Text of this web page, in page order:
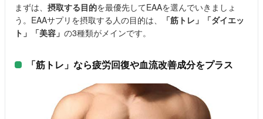
まずは、 摂取する目的を最優先してEAAを選んでいきましょ
う。EAAサプリを摂取する人の目的は、
「筋トレ」「ダイエッ
ト」「美容」 の3種類がメインです。
「筋トレ」なら疲労回復や血流改善成分をプラス